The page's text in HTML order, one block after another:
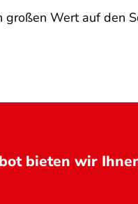
großen Wert auf den
bieten wir